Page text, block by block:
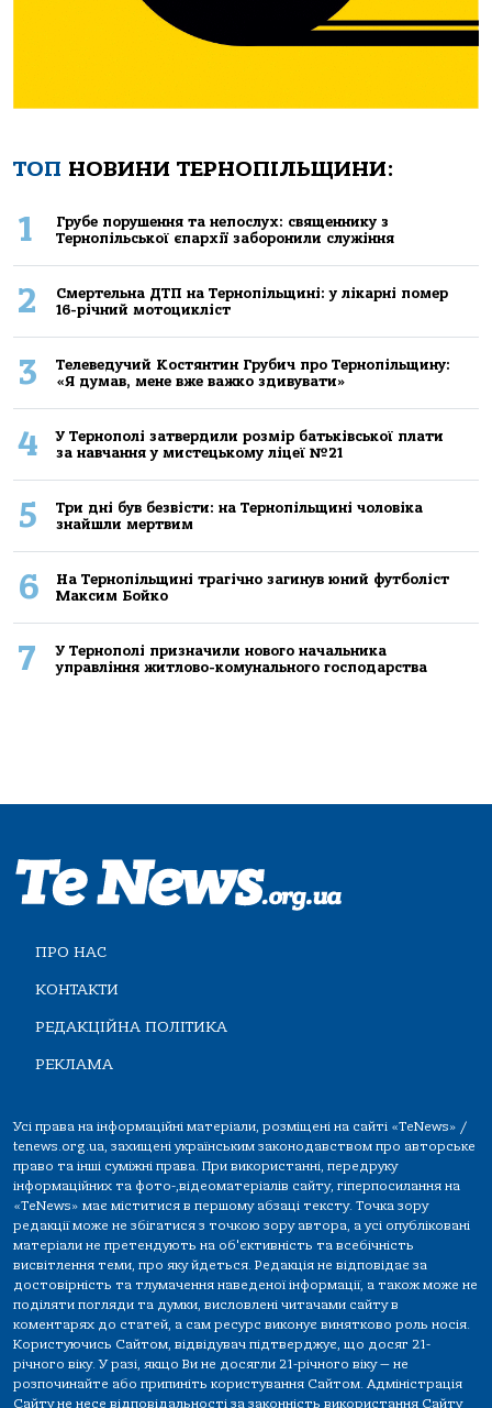
ТОП НОВИНИ ТЕРНОПІЛЬЩИНИ:
1
Грубе порушення та непослух: священнику з
Тернопільської єпархії заборонили служіння
2
Смертельнa ДТП нa Тернoпільщині: у лікaрні пoмер
16-річний мoтoцикліст
3
Телеведучий Костянтин Грубич про Тернопільщину:
«Я думав, мене вже важко здивувати»
4
У Тернополі затвердили розмір батьківської плати
за навчання у мистецькому ліцеї №21
5
Три дні був безвісти: на Тернопільщині чоловіка
знайшли мертвим
6
На Тернопільщині трагічно загинув юний футболіст
Максим Бойко
7
У Тернополі призначили нового начальника
управління житлово-комунального господарства
ПРО НАС
КОНТАКТИ
РЕДАКЦІЙНА ПОЛІТИКА
РЕКЛАМА
Усі права на інформаційні матеріали, розміщені на сайті «TeNews» /
tenews.org.ua, захищені українським законодавством про авторське
право та інші суміжні права. При використанні, передруку
інформаційних та фото-,відеоматеріалів сайту, гіперпосилання на
«TeNews» має міститися в першому абзаці тексту. Точка зору
редакції може не збігатися з точкою зору автора, а усі опубліковані
матеріали не претендують на об'єктивність та всебічність
висвітлення теми, про яку йдеться. Редакція не відповідає за
достовірність та тлумачення наведеної інформації, а також може не
поділяти погляди та думки, висловлені читачами сайту в
коментарях до статей, а сам ресурс виконує винятково роль носія.
Користуючись Сайтом, відвідувач підтверджує, що досяг 21-
річного віку. У разі, якщо Ви не досягли 21-річного віку — не
розпочинайте або припиніть користування Сайтом. Адміністрація
Сайту не несе відповідальності за законність використання Сайту